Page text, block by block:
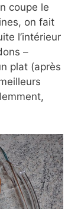
coupe le
on fait
l’intérieur
–
plat (après